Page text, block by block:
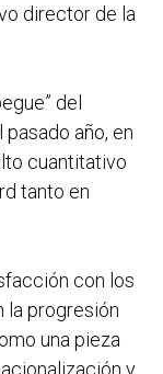
director de la
del
año, en
cuantitativo
tanto en
con los
la progresión
una pieza
y